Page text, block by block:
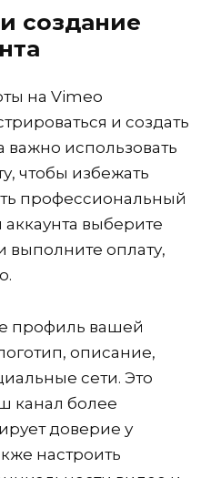
создание
на Vimeo
и создать
важно использовать
чтобы избежать
профессиональный
выберите
оплату,
профиль вашей
описание,
сети. Это
канал более
доверие у
настроить